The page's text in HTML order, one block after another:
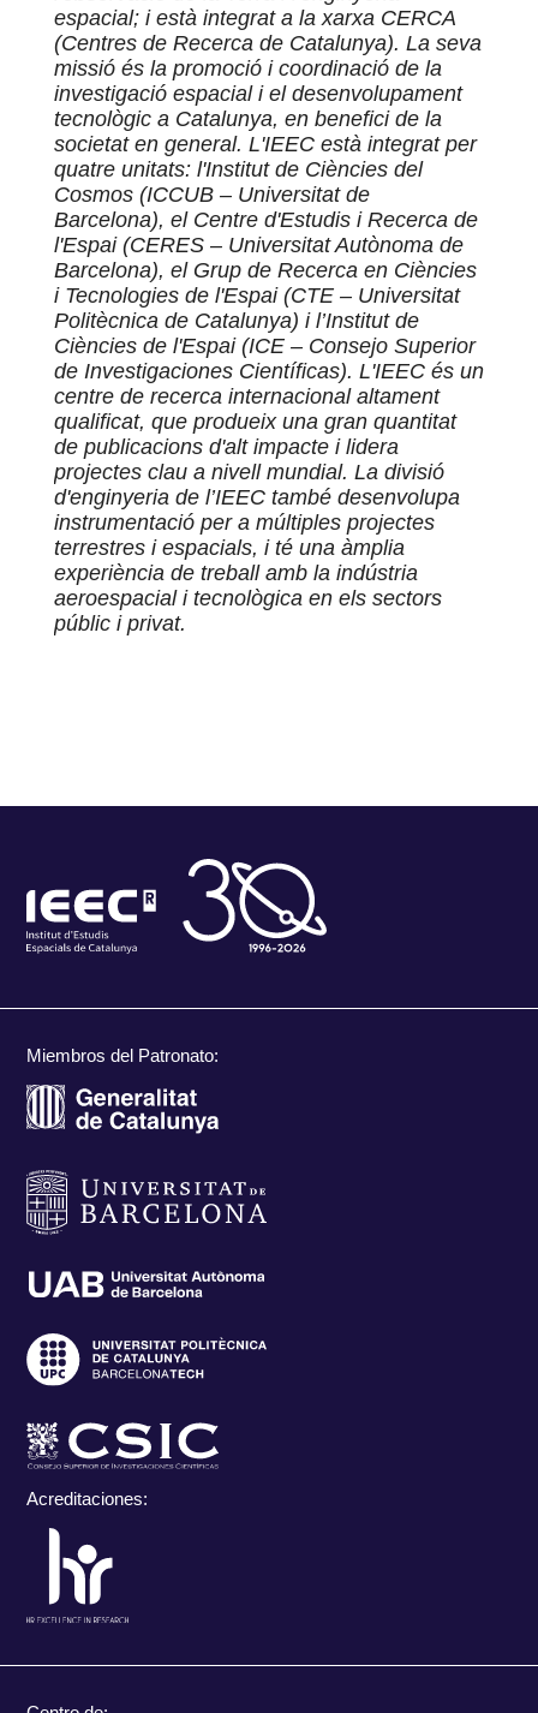
espacial; i està integrat a la xarxa CERCA
(Centres de Recerca de Catalunya). La seva
missió és la promoció i coordinació de la
investigació espacial i el desenvolupament
tecnològic a Catalunya, en benefici de la
societat en general. L'IEEC està integrat per
quatre unitats: l'Institut de Ciències del
Cosmos (ICCUB – Universitat de
Barcelona), el Centre d'Estudis i Recerca de
l'Espai (CERES – Universitat Autònoma de
Barcelona), el Grup de Recerca en Ciències
i Tecnologies de l'Espai (CTE – Universitat
Politècnica de Catalunya) i l’Institut de
Ciències de l'Espai (ICE – Consejo Superior
de Investigaciones Científicas). L'IEEC és un
centre de recerca internacional altament
qualificat, que produeix una gran quantitat
de publicacions d'alt impacte i lidera
projectes clau a nivell mundial. La divisió
d'enginyeria de l’IEEC també desenvolupa
instrumentació per a múltiples projectes
terrestres i espacials, i té una àmplia
experiència de treball amb la indústria
aeroespacial i tecnològica en els sectors
públic i privat.
Miembros del Patronato:
Acreditaciones: